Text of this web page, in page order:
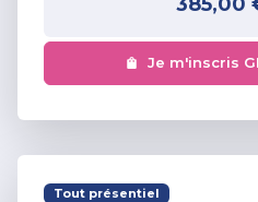
Je m'inscris
Tout présentiel